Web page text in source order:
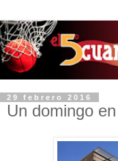
29 febrero 2016
Un domingo